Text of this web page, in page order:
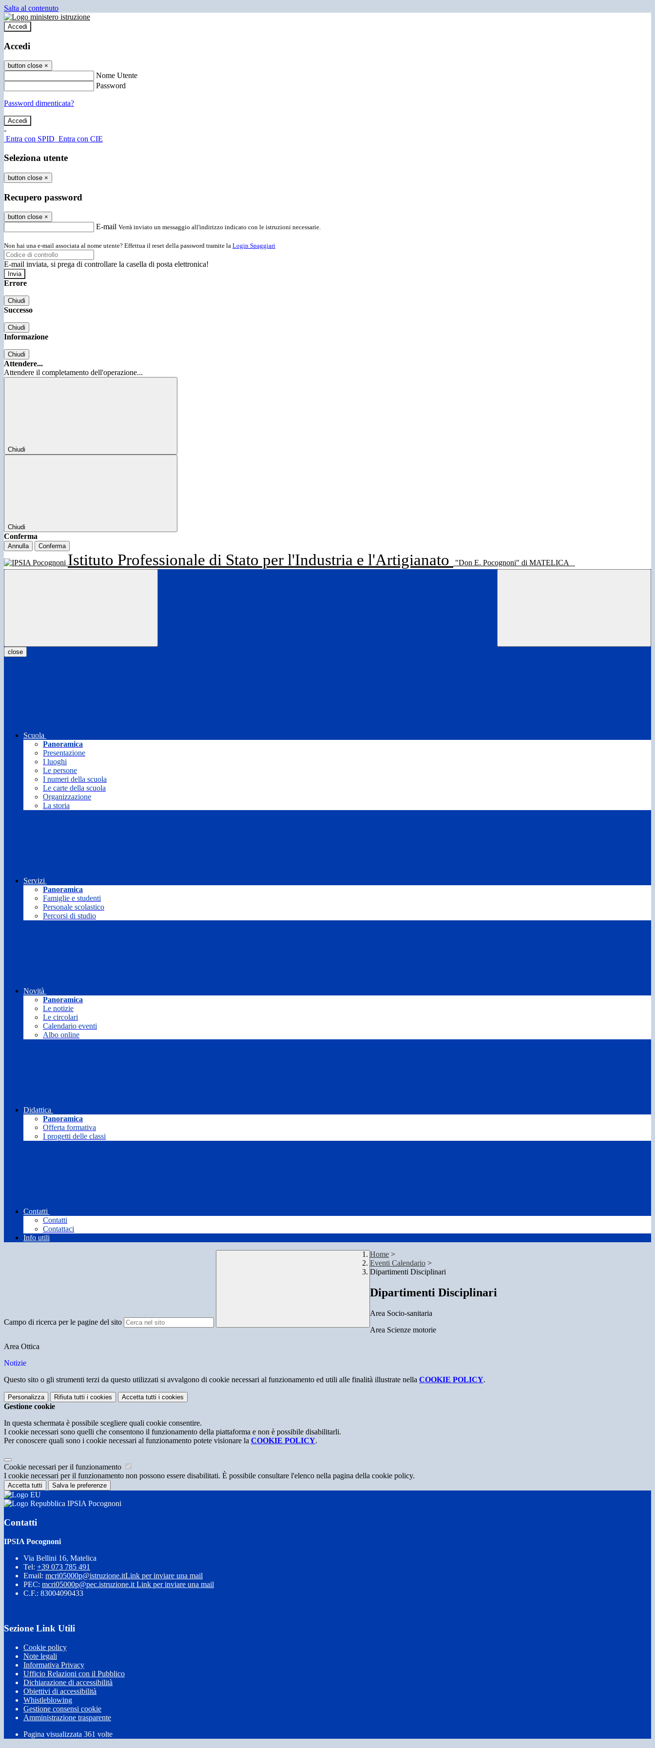
Salta al contenuto
Accedi
Accedi
button close ×
Nome Utente
Password
Password dimenticata?
-
Entra con SPID Entra con CIE
Seleziona utente
button close ×
Recupero password
button close ×
E-mail Verrà inviato un messaggio all'indirizzo indicato con le istruzioni necessarie.
Non hai una e-mail associata al nome utente? Effettua il reset della password tramite la Login Spaggiari
E-mail inviata, si prega di controllare la casella di posta elettronica!
Errore
Chiudi
Successo
Chiudi
Informazione
Chiudi
Attendere...
Attendere il completamento dell'operazione...
Chiudi
Chiudi
Conferma
Annulla Conferma
Istituto Professionale di Stato per l'Industria e l'Artigianato "Don E. Pocognoni" di MATELICA
close
Scuola
Panoramica
Presentazione
I luoghi
Le persone
I numeri della scuola
Le carte della scuola
Organizzazione
La storia
Servizi
Panoramica
Famiglie e studenti
Personale scolastico
Percorsi di studio
Novità
Panoramica
Le notizie
Le circolari
Calendario eventi
Albo online
Didattica
Panoramica
Offerta formativa
I progetti delle classi
Contatti
Contatti
Contattaci
Info utili
Campo di ricerca per le pagine del sito
Home >
Eventi Calendario >
Dipartimenti Disciplinari
Dipartimenti Disciplinari
Area Socio-sanitaria
Area Scienze motorie
Area Ottica
Notizie
Questo sito o gli strumenti terzi da questo utilizzati si avvalgono di cookie necessari al funzionamento ed utili alle finalità illustrate nella COOKIE POLICY.
Personalizza Rifiuta tutti i cookies Accetta tutti i cookies
Gestione cookie
In questa schermata è possibile scegliere quali cookie consentire.
I cookie necessari sono quelli che consentono il funzionamento della piattaforma e non è possibile disabilitarli.
Per conoscere quali sono i cookie necessari al funzionamento potete visionare la COOKIE POLICY.
Cookie necessari per il funzionamento
I cookie necessari per il funzionamento non possono essere disabilitati. È possibile consultare l'elenco nella pagina della cookie policy.
Accetta tutti Salva le preferenze
IPSIA Pocognoni
Contatti
IPSIA Pocognoni
Via Bellini 16, Matelica
Tel: +39 073 785 491
Email: mcri05000p@istruzione.itLink per inviare una mail
PEC: mcri05000p@pec.istruzione.it Link per inviare una mail
C.F.: 83004090433
Sezione Link Utili
Cookie policy
Note legali
Informativa Privacy
Ufficio Relazioni con il Pubblico
Dichiarazione di accessibilità
Obiettivi di accessibilità
Whistleblowing
Gestione consensi cookie
Amministrazione trasparente
Pagina visualizzata 361 volte